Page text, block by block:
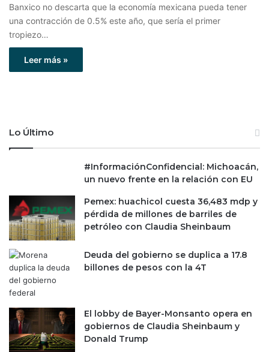
Banxico no descarta que la economía mexicana pueda tener
una contracción de 0.5% este año, que sería el primer
tropiezo…
Leer más »
Lo Último
#InformaciónConfidencial: Michoacán,
un nuevo frente en la relación con EU
Pemex: huachicol cuesta 36,483 mdp y
pérdida de millones de barriles de
petróleo con Claudia Sheinbaum
Deuda del gobierno se duplica a 17.8
billones de pesos con la 4T
El lobby de Bayer-Monsanto opera en
gobiernos de Claudia Sheinbaum y
Donald Trump